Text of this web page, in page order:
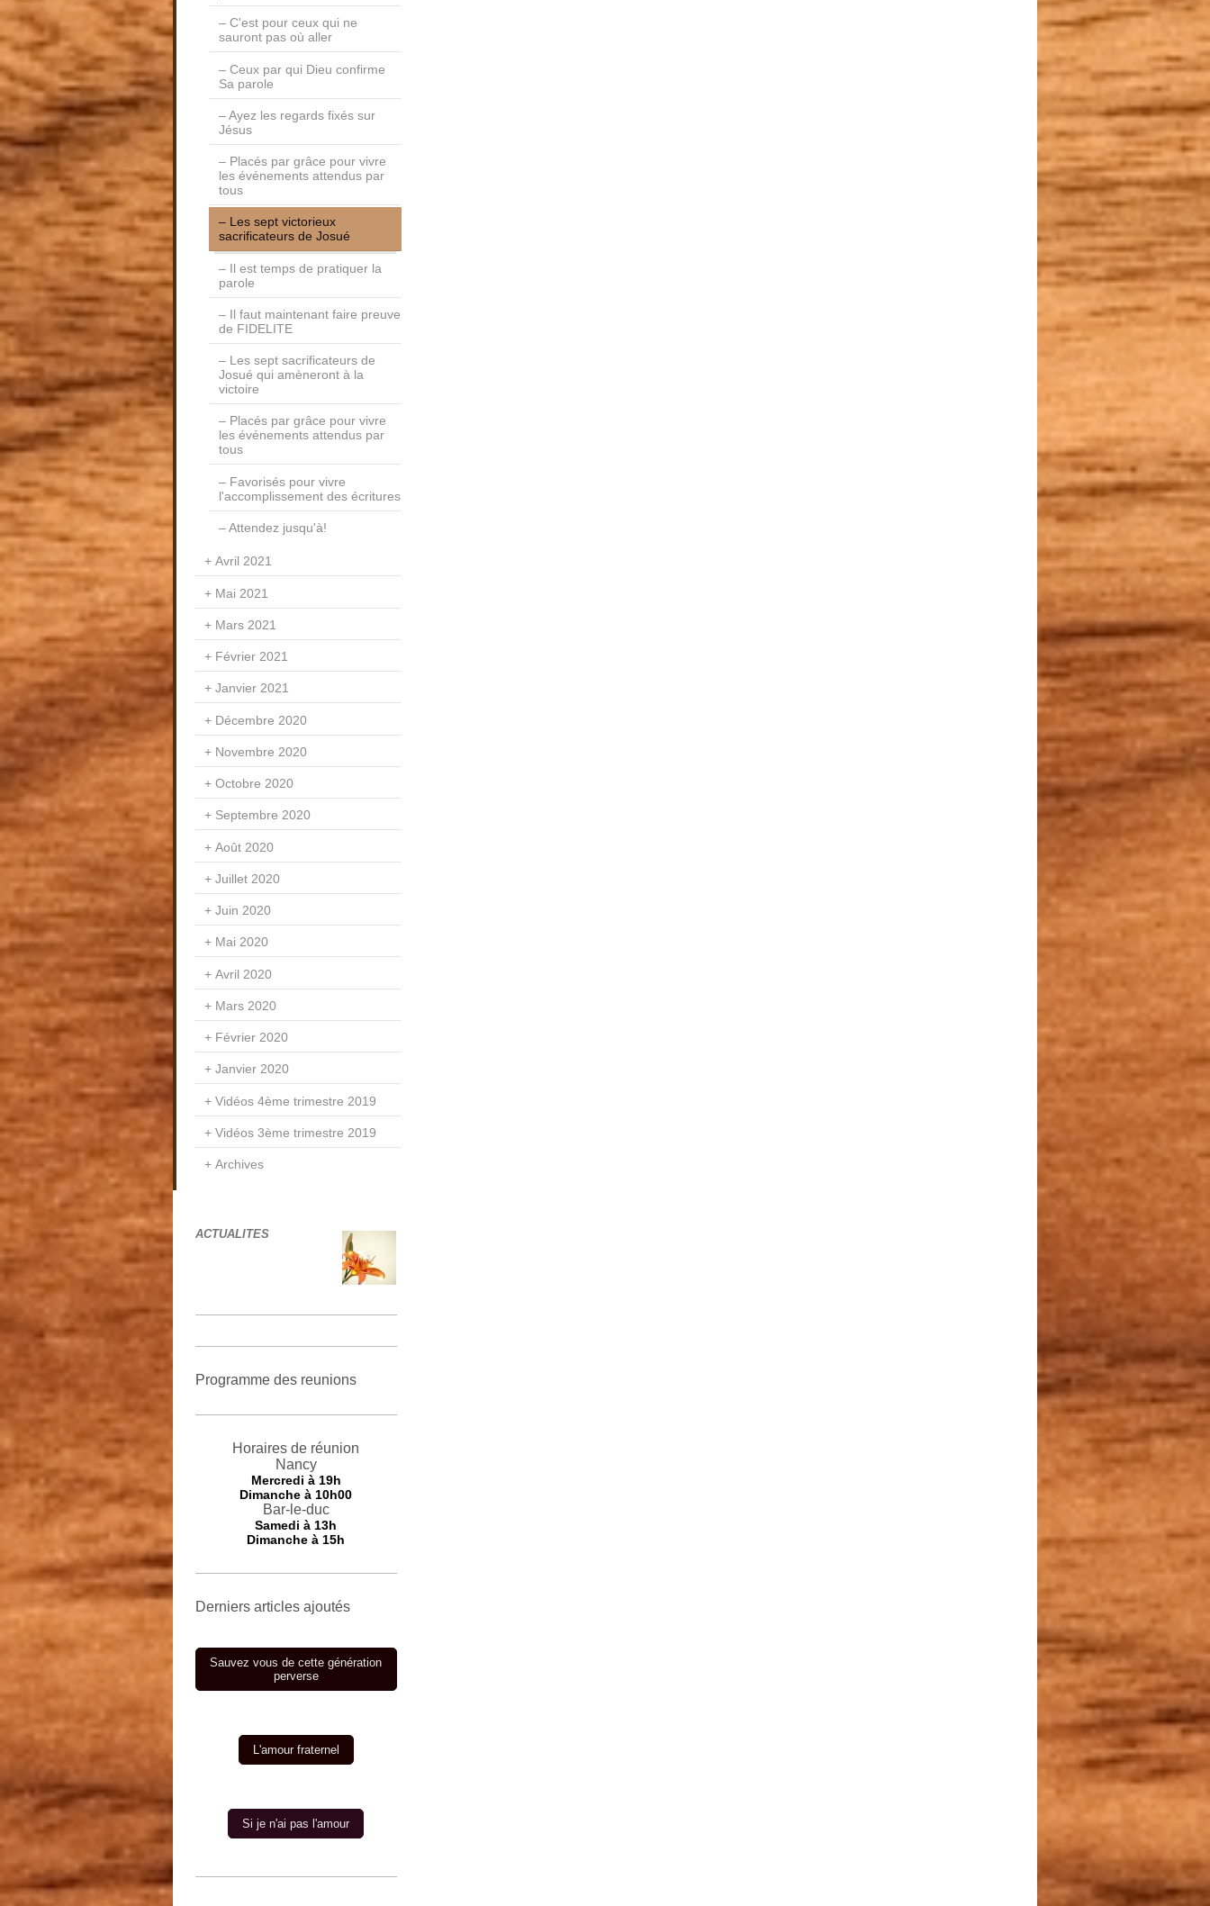
C'est pour ceux qui ne
sauront pas où aller
Ceux par qui Dieu confirme
Sa parole
Ayez les regards fixés sur
Jésus
Placés par grâce pour vivre
les événements attendus par
tous
Les sept victorieux
sacrificateurs de Josué
Il est temps de pratiquer la
parole
Il faut maintenant faire preuve
de FIDELITE
Les sept sacrificateurs de
Josué qui amèneront à la
victoire
Placés par grâce pour vivre
les événements attendus par
tous
Favorisés pour vivre
l'accomplissement des écritures
Attendez jusqu'à!
Avril 2021
Mai 2021
Mars 2021
Février 2021
Janvier 2021
Décembre 2020
Novembre 2020
Octobre 2020
Septembre 2020
Août 2020
Juillet 2020
Juin 2020
Mai 2020
Avril 2020
Mars 2020
Février 2020
Janvier 2020
Vidéos 4ème trimestre 2019
Vidéos 3ème trimestre 2019
Archives
ACTUALITES
Programme des reunions
Horaires de réunion
Nancy
Mercredi à 19h
Dimanche à 10h00
Bar-le-duc
Samedi à 13h
Dimanche à 15h
Derniers articles ajoutés
Sauvez vous de cette génération
perverse
L'amour fraternel
Si je n'ai pas l'amour